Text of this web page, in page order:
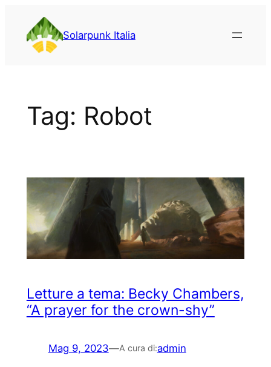
contenuto
Solarpunk Italia
Tag: Robot
Letture a tema: Becky Chambers,
“A prayer for the crown-shy”
Mag 9, 2023—A cura di:admin